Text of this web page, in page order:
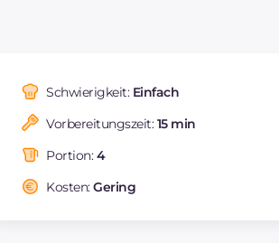
Schwierigkeit: Einfach
Vorbereitungszeit:15 min
Portion:4
Kosten:Gering